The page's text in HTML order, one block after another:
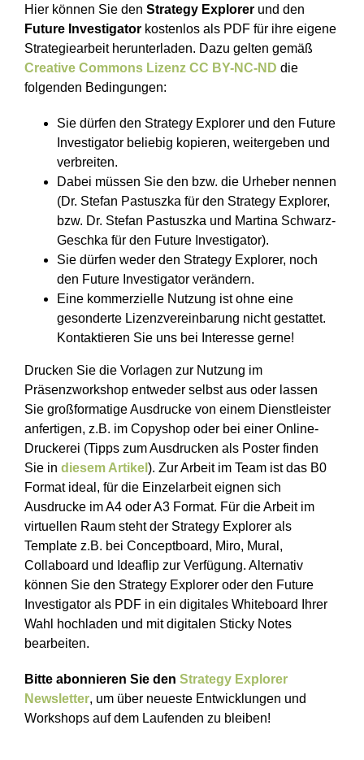
Hier können Sie den Strategy Explorer und den
Future Investigator kostenlos als PDF für ihre eigene
Strategiearbeit herunterladen. Dazu gelten gemäß
Creative Commons Lizenz CC BY-NC-ND die
folgenden Bedingungen:
Sie dürfen den Strategy Explorer und den Future
Investigator beliebig kopieren, weitergeben und
verbreiten.
Dabei müssen Sie den bzw. die Urheber nennen
(Dr. Stefan Pastuszka für den Strategy Explorer,
bzw. Dr. Stefan Pastuszka und Martina Schwarz-
Geschka für den Future Investigator).
Sie dürfen weder den Strategy Explorer, noch
den Future Investigator verändern.
Eine kommerzielle Nutzung ist ohne eine
gesonderte Lizenzvereinbarung nicht gestattet.
Kontaktieren Sie uns bei Interesse gerne!
Drucken Sie die Vorlagen zur Nutzung im
Präsenzworkshop entweder selbst aus oder lassen
Sie großformatige Ausdrucke von einem Dienstleister
anfertigen, z.B. im Copyshop oder bei einer Online-
Druckerei (Tipps zum Ausdrucken als Poster finden
Sie in diesem Artikel ). Zur Arbeit im Team ist das B0
Format ideal, für die Einzelarbeit eignen sich
Ausdrucke im A4 oder A3 Format. Für die Arbeit im
virtuellen Raum steht der Strategy Explorer als
Template z.B. bei Conceptboard, Miro, Mural,
Collaboard und Ideaflip zur Verfügung. Alternativ
können Sie den Strategy Explorer oder den Future
Investigator als PDF in ein digitales Whiteboard Ihrer
Wahl hochladen und mit digitalen Sticky Notes
bearbeiten.
Bitte abonnieren Sie den Strategy Explorer
Newsletter, um über neueste Entwicklungen und
Workshops auf dem Laufenden zu bleiben!